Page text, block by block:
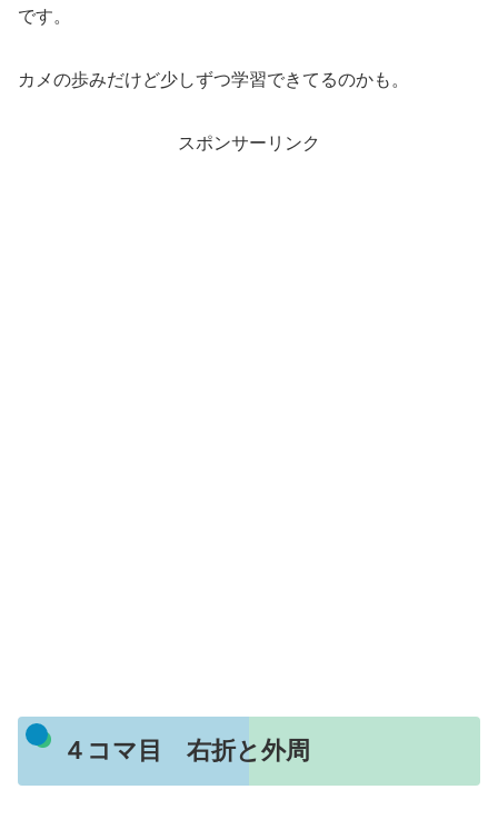
です。
カメの歩みだけど少しずつ学習できてるのかも。
スポンサーリンク
４コマ目 右折と外周